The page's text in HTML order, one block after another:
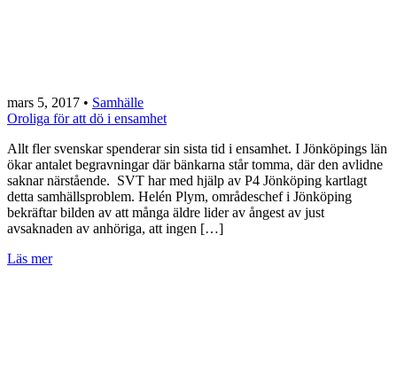
mars 5, 2017 • Samhälle
Oroliga för att dö i ensamhet
Allt fler svenskar spenderar sin sista tid i ensamhet. I Jönköpings län
ökar antalet begravningar där bänkarna står tomma, där den avlidne
saknar närstående. SVT har med hjälp av P4 Jönköping kartlagt
detta samhällsproblem. Helén Plym, områdeschef i Jönköping
bekräftar bilden av att många äldre lider av ångest av just
avsaknaden av anhöriga, att ingen […]
Läs mer